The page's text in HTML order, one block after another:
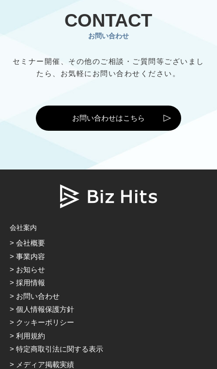
CONTACT
お問い合わせ
セミナー開催、その他のご相談・ご質問等ございまし
たら、 お気軽にお問い合わせください。
お問い合わせはこちら
会社案内
会社概要
事業内容
お知らせ
採用情報
お問い合わせ
個人情報保護方針
クッキーポリシー
利用規約
特定商取引法に関する表示
メディア掲載実績